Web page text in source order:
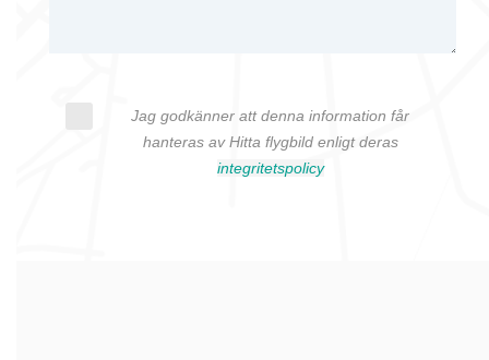
Jag godkänner att denna information får
hanteras av Hitta flygbild enligt deras
integritetspolicy